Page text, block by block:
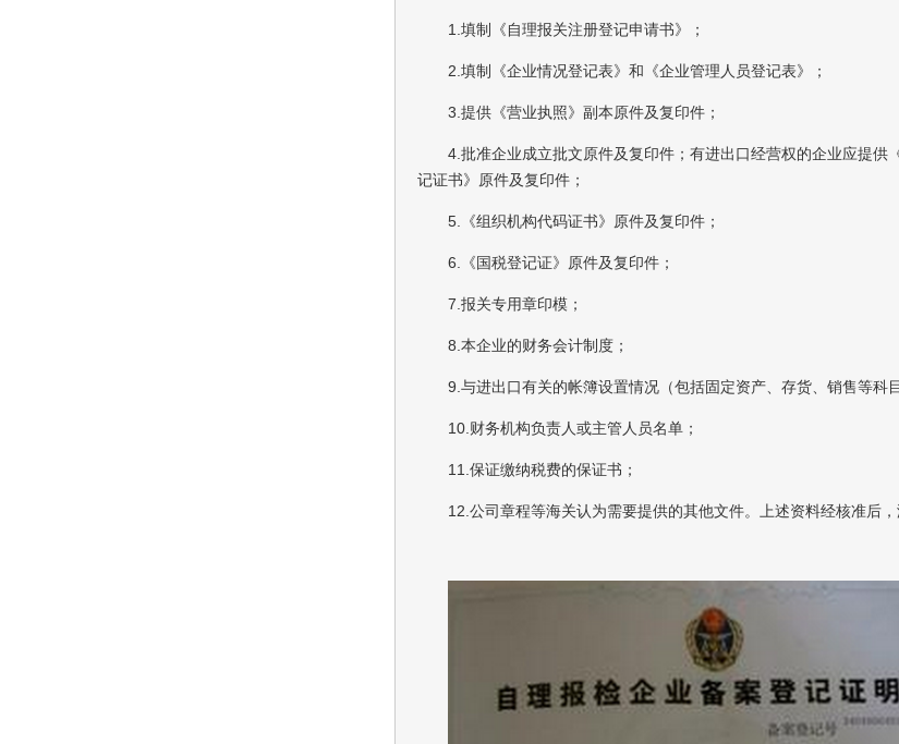
1.填制《自理报关注册登记申请书》；
2.填制《企业情况登记表》和《企业管理人员登记表》；
3.提供《营业执照》副本原件及复印件；
4.批准企业成立批文原件及复印件；有进出口经营权的企业应提
记证书》原件及复印件；
5.《组织机构代码证书》原件及复印件；
6.《国税登记证》原件及复印件；
7.报关专用章印模；
8.本企业的财务会计制度；
9.与进出口有关的帐簿设置情况（包括固定资产、存货、销售等科
10.财务机构负责人或主管人员名单；
11.保证缴纳税费的保证书；
12.公司章程等海关认为需要提供的其他文件。上述资料经核准后